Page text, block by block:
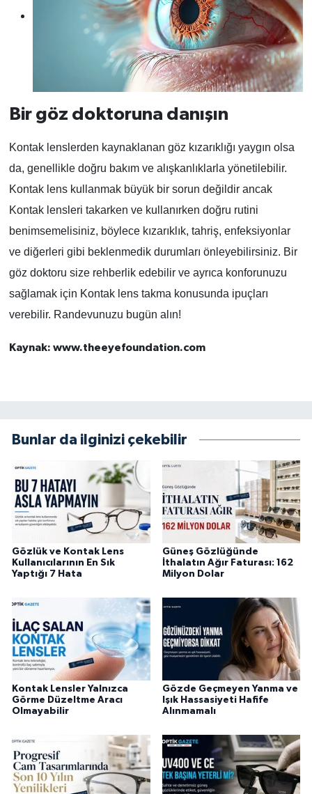
Bir göz doktoruna danışın
Kontak lenslerden kaynaklanan göz kızarıklığı yaygın olsa
da, genellikle doğru bakım ve alışkanlıklarla yönetilebilir.
Kontak lens kullanmak büyük bir sorun değildir ancak
Kontak lensleri takarken ve kullanırken doğru rutini
benimsemelisiniz, böylece kızarıklık, tahriş, enfeksiyonlar
ve diğerleri gibi beklenmedik durumları önleyebilirsiniz. Bir
göz doktoru size rehberlik edebilir ve ayrıca konforunuzu
sağlamak için Kontak lens takma konusunda ipuçları
verebilir. Randevunuzu bugün alın!
Kaynak: www.theeyefoundation.com
Bunlar da ilginizi çekebilir
Gözlük ve Kontak Lens
Kullanıcılarının En Sık
Yaptığı 7 Hata
Güneş Gözlüğünde
İthalatın Ağır Faturası: 162
Milyon Dolar
Kontak Lensler Yalnızca
Görme Düzeltme Aracı
Olmayabilir
Gözde Geçmeyen Yanma ve
Işık Hassasiyeti Hafife
Alınmamalı